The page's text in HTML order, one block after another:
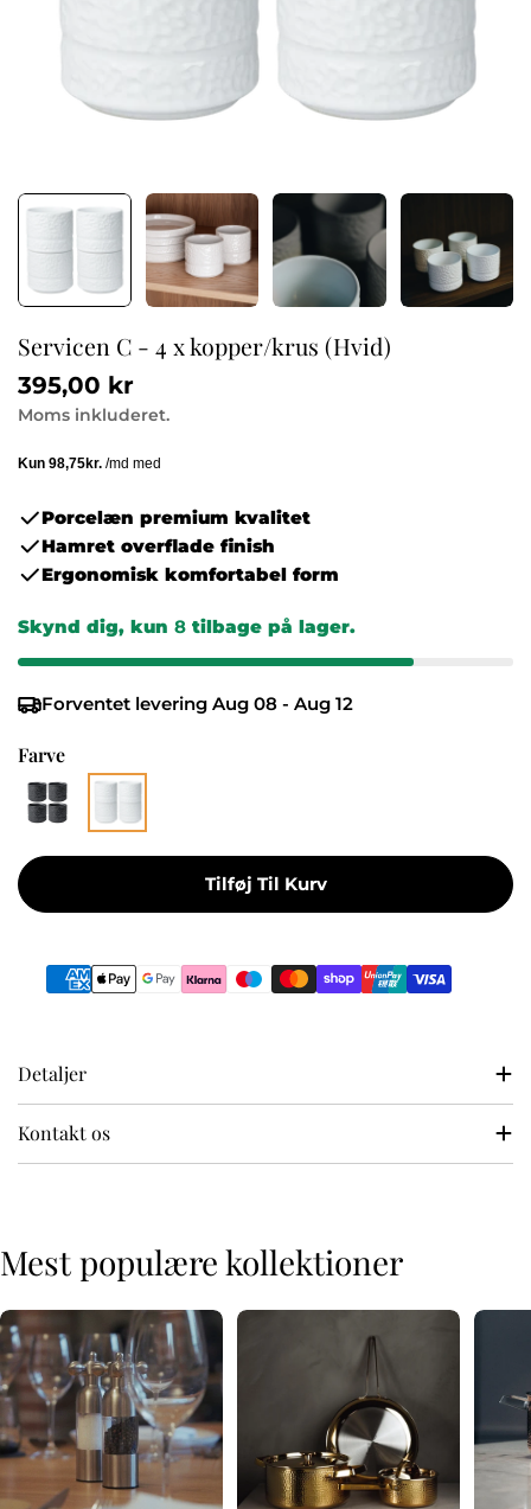
Servicen C - 4 x kopper/krus (Hvid)
Normalpris
395,00 kr
Moms inkluderet.
Porcelæn premium kvalitet
Hamret overflade finish
Ergonomisk komfortabel form
Skynd dig, kun 8 tilbage på lager.
Forventet levering Aug 08 - Aug 12
Farve
Tilføj Til Kurv
Betalingsmetoder
Detaljer
Kontakt os
Mest populære kollektioner